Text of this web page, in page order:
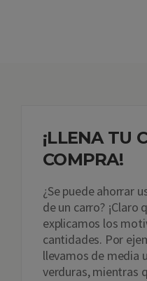
¡LLENA TU
COMPRA!
¿Se puede ahorrar
de un carro? ¡Claro
explicamos los
cantidades. Por
llevamos de media
verduras, mientras